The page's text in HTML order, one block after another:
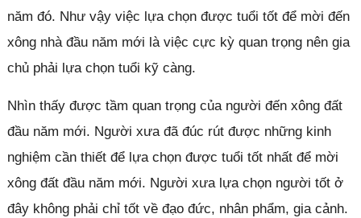
năm đó. Như vậy việc lựa chọn được tuổi tốt để mời đến
xông nhà đầu năm mới là việc cực kỳ quan trọng nên gia
chủ phải lựa chọn tuổi kỹ càng.
Nhìn thấy được tầm quan trọng của người đến xông đất
đầu năm mới. Người xưa đã đúc rút được những kinh
nghiệm cần thiết để lựa chọn được tuổi tốt nhất để mời
xông đất đầu năm mới. Người xưa lựa chọn người tốt ở
đây không phải chỉ tốt về đạo đức, nhân phẩm, gia cảnh.